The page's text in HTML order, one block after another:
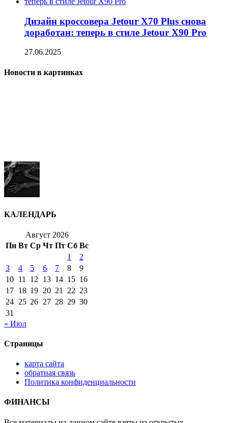
Дизайн кроссовера Jetour X70 Plus снова
доработан: теперь в стиле Jetour X90 Pro
27.06.2025
Новости в картинках
КАЛЕНДАРЬ
Август 2026
Пн Вт Ср Чт Пт Сб Вс
1
2
3
4 5 6 7 8
9
10 11 12 13 14 15 16
17 18 19 20 21 22 23
24 25 26 27 28 29 30
31
« Июл
Страницы
карта сайта
обратная связь
Политика конфиденциальности
ФИНАНСЫ